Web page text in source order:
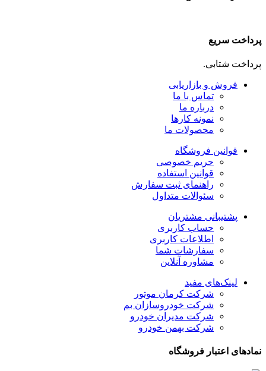
پرداخت سریع
پرداخت شتابی.
فروش و بازاریابی
تماس با ما
درباره ما
نمونه کارها
محصولات ما
قوانین فروشگاه
حریم خصوصی
قوانین استفاده
راهنمای ثبت سفارش
سئوالات متداول
پشتیبانی مشتریان
حساب کاربری
اطلاعات کاربری
سفارشات شما
مشاوره آنلاین
لینک‌های مفید
شرکت کرمان موتور
شرکت خودروسازان بم
شرکت مدیران خودرو
شرکت بهمن خودرو
نمادهای اعتبار فروشگاه